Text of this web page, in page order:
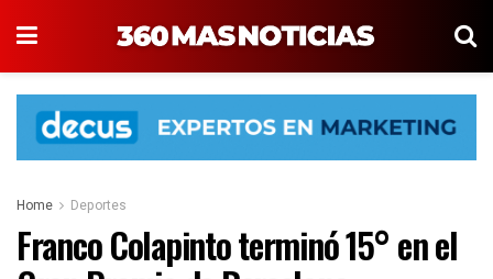
Home Deportes
Franco Colapinto terminó 15° en el